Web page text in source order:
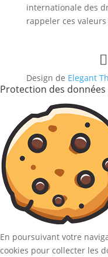
internationale des
rappeler ces
Design de Elegant
Protection des
En poursuivant votre
cookies pour collecter les